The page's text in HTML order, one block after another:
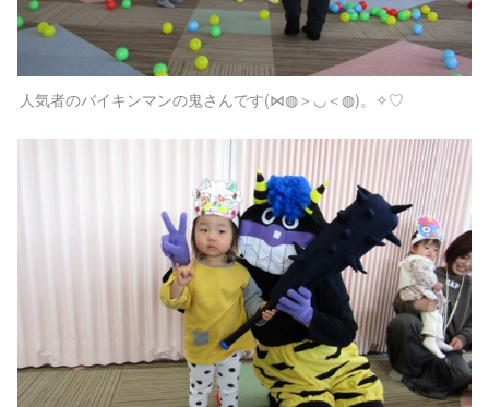
人気者のバイキンマンの鬼さんです(⋈◍＞◡＜◍)。✧♡